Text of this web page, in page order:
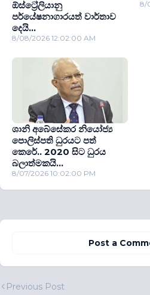
ඕස්ට්‍රේලියානු
පර්යේෂනාගාරයත් වාර්තාව
දෙයි...
8/08/2026 12:02:00 AM
8/
ශානි අබේසේකර නියෝජ්‍ය
පොලිස්පති ධුරයට පත්
කෙරේ.. 2020 සිට ධුරය
බලාත්මකයි...
8/07/2026 10:02:00 PM
Post a
Previous Post